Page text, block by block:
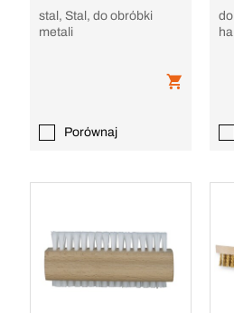
stal, Stal, do obróbki
metali
Porównaj